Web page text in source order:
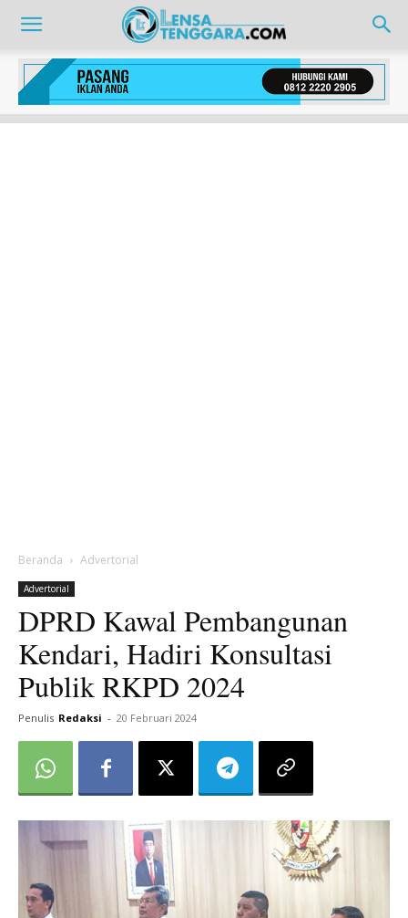
Beranda Advertorial
Advertorial
DPRD Kawal Pembangunan
Kendari, Hadiri Konsultasi
Publik RKPD 2024
Penulis Redaksi - 20 Februari 2024